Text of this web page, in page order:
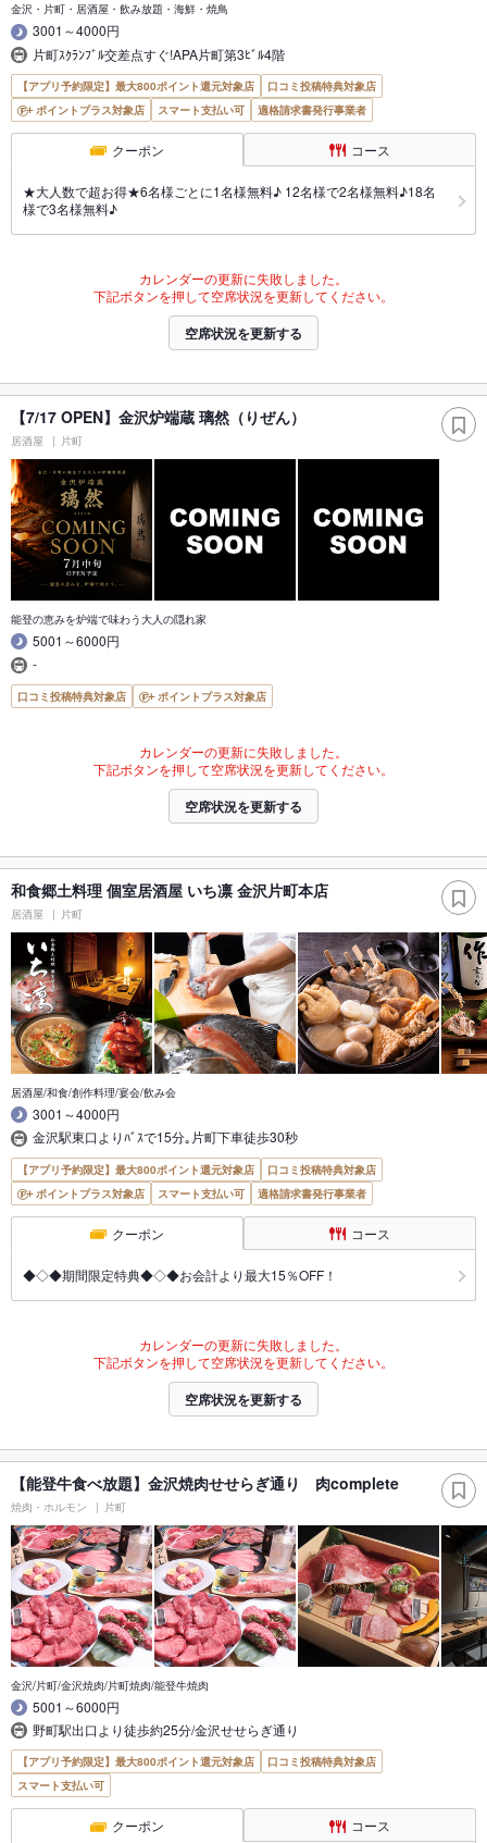
金沢・片町・居酒屋・飲み放題・海鮮・焼鳥
3001～4000円
片町ｽｸﾗﾝﾌﾞﾙ交差点すぐ!APA片町第3ﾋﾞﾙ4階
【アプリ予約限定】最大800ポイント還元対象店
口コミ投稿特典対象店
ポイントプラス対象店
スマート支払い可 適格請求書発行事業者
クーポン コース
★大人数で超お得★6名様ごとに1名様無料♪ 12名様で2名様無料♪18名
様で3名様無料♪
カレンダーの更新に失敗しました。
下記ボタンを押して空席状況を更新してください。
空席状況を更新する
【7/17 OPEN】金沢炉端蔵 璃然（りぜん）
居酒屋 片町
能登の恵みを炉端で味わう大人の隠れ家
5001～6000円
-
口コミ投稿特典対象店 ポイントプラス対象店
カレンダーの更新に失敗しました。
下記ボタンを押して空席状況を更新してください。
空席状況を更新する
和食郷土料理 個室居酒屋 いち凛 金沢片町本店
居酒屋 片町
居酒屋/和食/創作料理/宴会/飲み会
3001～4000円
金沢駅東口よりﾊﾞｽで15分｡片町下車徒歩30秒
【アプリ予約限定】最大800ポイント還元対象店
口コミ投稿特典対象店
ポイントプラス対象店
スマート支払い可 適格請求書発行事業者
クーポン コース
◆◇◆期間限定特典◆◇◆お会計より最大15％OFF！
カレンダーの更新に失敗しました。
下記ボタンを押して空席状況を更新してください。
空席状況を更新する
【能登牛食べ放題】金沢焼肉せせらぎ通り 肉complete
焼肉・ホルモン 片町
金沢/片町/金沢焼肉/片町焼肉/能登牛焼肉
5001～6000円
野町駅出口より徒歩約25分/金沢せせらぎ通り
【アプリ予約限定】最大800ポイント還元対象店
口コミ投稿特典対象店
スマート支払い可
クーポン コース